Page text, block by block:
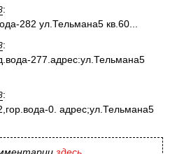
:
282 ул.Тельмана5 кв.60...
:
277.адрес:ул.Тельмана5
:
0. адрес;ул.Тельмана5